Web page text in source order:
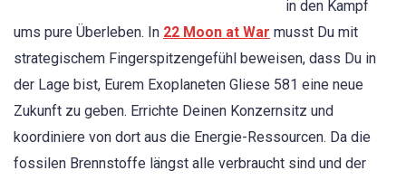
in den Kampf
ums pure Überleben. In 22 Moon at War musst Du mit
strategischem Fingerspitzengefühl beweisen, dass Du in
der Lage bist, Eurem Exoplaneten Gliese 581 eine neue
Zukunft zu geben. Errichte Deinen Konzernsitz und
koordiniere von dort aus die Energie-Ressourcen. Da die
fossilen Brennstoffe längst alle verbraucht sind und der